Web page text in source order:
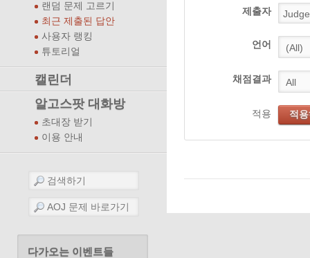
랜덤 문제 고르기
최근 제출된 답안
사용자 랭킹
튜토리얼
캘린더
알고스팟 대화방
초대장 받기
이용 안내
다가오는 이벤트들
제출자
언어
채점결과
적용 적